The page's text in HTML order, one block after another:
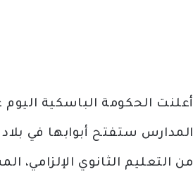
أعلنت الحكومة الباسكية اليوم
المدارس ستفتح أبوابها في
من التعليم الثانوي الإلزامي،